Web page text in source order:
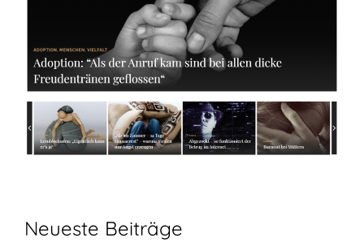
Neueste Beiträge